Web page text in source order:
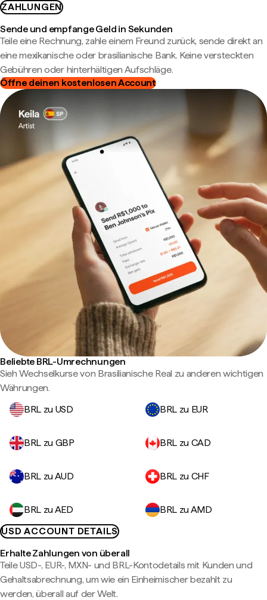
ZAHLUNGEN
Sende und empfange Geld in Sekunden
Teile eine Rechnung, zahle einem Freund zurück, sende direkt an
eine mexikanische oder brasilianische Bank. Keine versteckten
Gebühren oder hinterhältigen Aufschläge.
Öffne deinen kostenlosen Account
Beliebte BRL-Umrechnungen
Sieh Wechselkurse von Brasilianische Real zu anderen wichtigen
Währungen.
BRL zu USD
BRL zu EUR
BRL zu GBP BRL zu CAD
BRL zu AUD BRL zu CHF
BRL zu AED
BRL zu AMD
USD ACCOUNT DETAILS
Erhalte Zahlungen von überall
Teile USD-, EUR-, MXN- und BRL-Kontodetails mit Kunden und
Gehaltsabrechnung, um wie ein Einheimischer bezahlt zu
werden, überall auf der Welt.